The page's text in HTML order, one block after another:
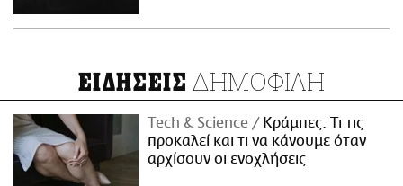
ΕΙΔΗΣΕΙΣ ΔΗΜΟΦΙΛΗ
Τech & Science
Κράμπες: Τι τις
προκαλεί και τι να κάνουμε όταν
αρχίσουν οι ενοχλήσεις